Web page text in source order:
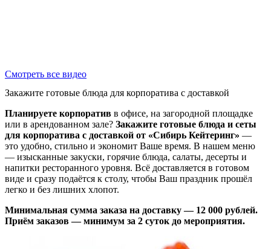
Смотреть все видео
Закажите готовые блюда для корпоратива с доставкой
Планируете корпоратив в офисе, на загородной площадке
или в арендованном зале? Закажите готовые блюда и сеты
для корпоратива с доставкой от «Сибирь Кейтеринг» —
это удобно, стильно и экономит Ваше время. В нашем меню
— изысканные закуски, горячие блюда, салаты, десерты и
напитки ресторанного уровня. Всё доставляется в готовом
виде и сразу подаётся к столу, чтобы Ваш праздник прошёл
легко и без лишних хлопот.
Минимальная сумма заказа на доставку — 12 000 рублей.
Приём заказов — минимум за 2 суток до мероприятия.